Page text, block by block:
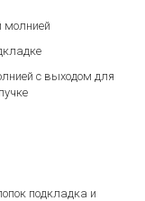
молнией
с выходом для
подкладка и